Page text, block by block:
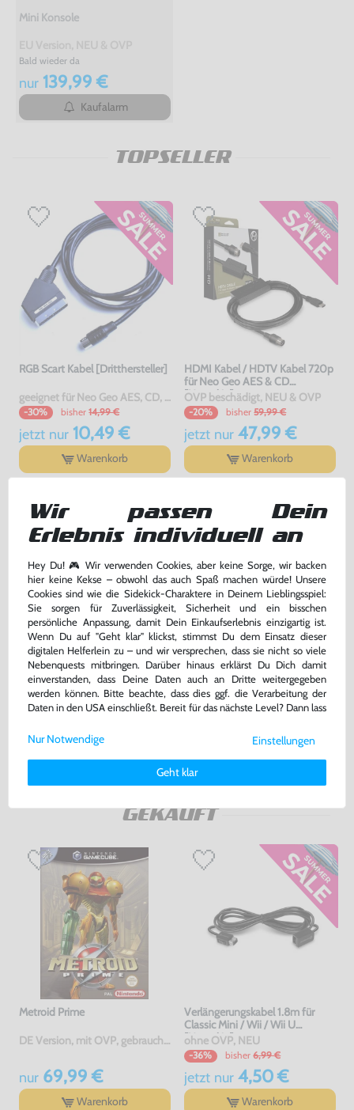
Mini Konsole
Bald wieder da
nur139,99 €
Kaufalarm
TOPSELLER
RGB Scart Kabel [Dritthersteller]
geeignet für Neo Geo AES, CD, CDZ , mit OVP, gebraucht
-30% bisher 14,99 €
jetzt nur10,49 €
Warenkorb
HDMI Kabel / HDTV Kabel 720p
für Neo Geo AES & CD
[Hyperkin]
OVP beschädigt, NEU & OVP
-20% bisher 59,99 €
jetzt nur47,99 €
Warenkorb
Orignial SNK HDMI Kabel
mit OVP, gebraucht, NEUWERTIG
28,99 €
Warenkorb
Samurai Shodown 5 / Samurai
Spirits Zero - 708 Megs
JAP Version, mit OVP, sehr guter Zustand, gebraucht
nur 1.799,99 €
Warenkorb
GEKAUFT
Metroid Prime
DE Version, mit OVP, gebraucht, NEUWERTIG
nur69,99 €
Warenkorb
Verlängerungskabel 1.8m für
Classic Mini / Wii / Wii U
[Hyperkin]
ohne OVP, NEU
-36% bisher 6,99 €
jetzt nur4,50 €
Warenkorb
Wir passen Dein
Erlebnis individuell an
Hey Du! 🎮 Wir verwenden Cookies, aber keine Sorge, wir backen
hier keine Kekse – obwohl das auch Spaß machen würde! Unsere
Cookies sind wie die Sidekick-Charaktere in Deinem Lieblingsspiel:
Sie sorgen für Zuverlässigkeit, Sicherheit und ein bisschen
persönliche Anpassung, damit Dein Einkaufserlebnis einzigartig ist.
Wenn Du auf "Geht klar" klickst, stimmst Du dem Einsatz dieser
digitalen Helferlein zu – und wir versprechen, dass sie nicht so viele
Nebenquests mitbringen. Darüber hinaus erklärst Du Dich damit
einverstanden, dass Deine Daten auch an Dritte weitergegeben
werden können. Bitte beachte, dass dies ggf. die Verarbeitung der
Daten in den USA einschließt. Bereit für das nächste Level? Dann lass
Weitere Informationen zu den von uns verwendeten Cookies und
Deinen Rechten als Nutzer findest Du in unsererDaten­schutz­
Impressum.
Einstellungen
Geht klar
Nur Notwendige